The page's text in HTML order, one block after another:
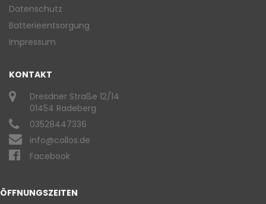
Datenschutz
Batterieentsorgung
Impressum
KONTAKT
Dresdner Straße 12/14
01454 Radeberg
03528447336
info@collos.de
Facebook
ÖFFNUNGSZEITEN